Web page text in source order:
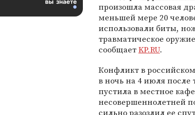
произошла массовая
меньшей мере 20
использовали биты,
травматическое
сообщаетKP.RU.
Конфликт в
в ночь на 4 июля после
пустила в местное
несовершеннолетней
сильно разозлил ее